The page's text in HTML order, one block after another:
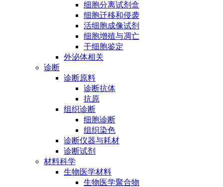
细胞分离试剂盒
细胞迁移和侵袭
活细胞成像试剂
细胞增殖与凋亡
干细胞鉴定
外泌体相关
诊断
诊断原料
诊断抗体
抗原
组织诊断
细胞诊断
组织染色
诊断仪器与耗材
诊断试剂
材料科学
生物医学材料
生物医学聚合物